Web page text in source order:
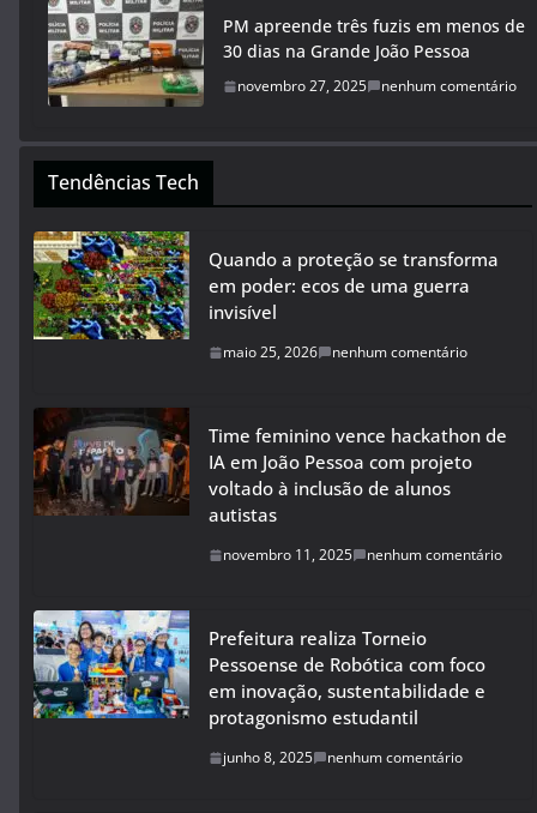
PM apreende três fuzis em menos de
30 dias na Grande João Pessoa
novembro 27, 2025 nenhum comentário
Tendências Tech
Quando a proteção se transforma
em poder: ecos de uma guerra
invisível
maio 25, 2026 nenhum comentário
Time feminino vence hackathon de
IA em João Pessoa com projeto
voltado à inclusão de alunos
autistas
novembro 11, 2025 nenhum comentário
Prefeitura realiza Torneio
Pessoense de Robótica com foco
em inovação, sustentabilidade e
protagonismo estudantil
junho 8, 2025 nenhum comentário